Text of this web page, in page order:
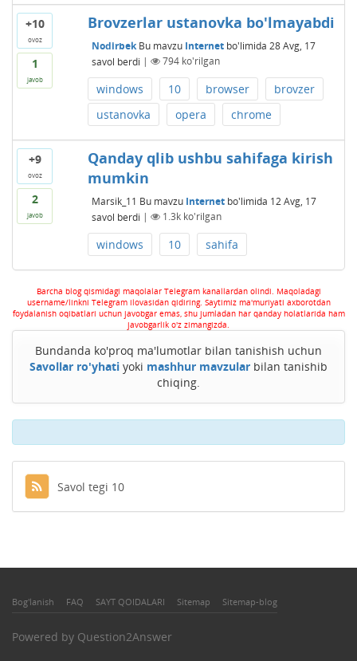
+10
ovoz
1
javob
Brovzerlar ustanovka bo'lmayabdi
Nodirbek Bu mavzu Internetbo'limida 28 Avg, 17
savol berdi | 794ko'rilgan
windows 10 browser
brovzer
ustanovka
opera chrome
+9
ovoz
2
javob
Qanday qlib ushbu sahifaga kirish
mumkin
Marsik_11 Bu mavzu Internetbo'limida 12 Avg, 17
savol berdi | 1.3kko'rilgan
windows 10 sahifa
Barcha blog qismidagi maqolalar Telegram kanallardan olindi. Maqoladagi
username/linkni Telegram ilovasidan qidiring. Saytimiz ma'muriyati axborotdan
foydalanish oqibatlari uchun javobgar emas, shu jumladan har qanday holatlarida ham
javobgarlik o'z zimangizda.
Bundanda ko'proq ma'lumotlar bilan tanishish uchun
Savollar ro'yhati yoki mashhur mavzular bilan tanishib
chiqing.
Savol tegi 10
Bog'lanish FAQ SAYT QOIDALARI Sitemap Sitemap-blog
Powered by Question2Answer